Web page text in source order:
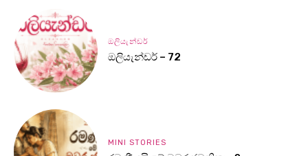
ඔලියැන්ඩර්
ඔලියැන්ඩර් – 72
MINI STORIES